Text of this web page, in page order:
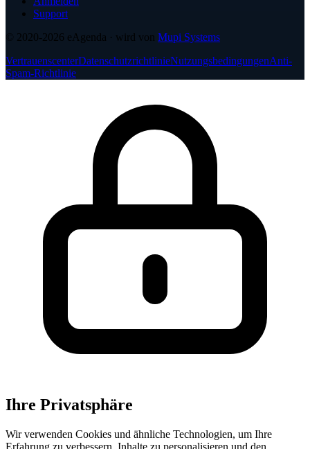
Support
© 2020-2026 eAgenda · wird von Mupi Systems
VertrauenscenterDatenschutzrichtlinieNutzungsbedingungenAnti-
Spam-Richtlinie
Ihre Privatsphäre
Wir verwenden Cookies und ähnliche Technologien, um Ihre
Erfahrung zu verbessern, Inhalte zu personalisieren und den